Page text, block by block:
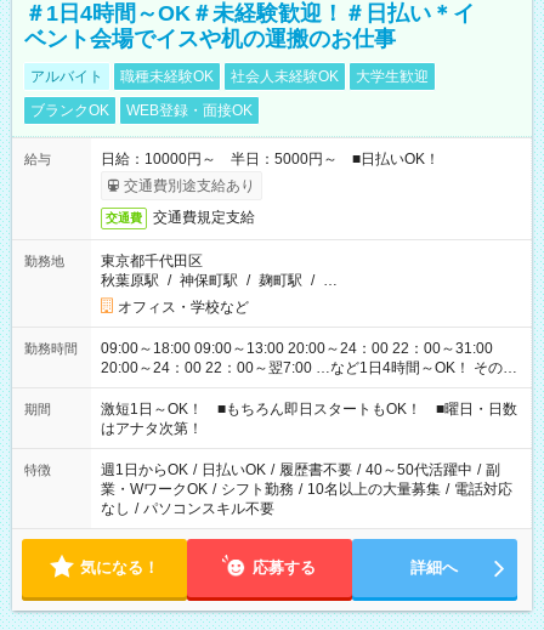
＃1日4時間～OK＃未経験歓迎！＃日払い＊イ
ベント会場でイスや机の運搬のお仕事
アルバイト 職種未経験OK 社会人未経験OK
大学生歓迎
ブランクOK
WEB登録・面接OK
給与
日給：10000円～ 半日：5000円～ ■日払いOK！
交通費別途支給あり
交通費 交通費規定支給
勤務地
東京都千代田区
秋葉原駅 / 神保町駅 / 麹町駅 / …
オフィス・学校など
勤務時間
09:00～18:00 09:00～13:00 20:00～24：00 22：00～31:00
20:00～24：00 22：00～翌7:00 …など1日4時間～OK！ その他
シフトもございます！ お気軽にご相談ください！
期間
激短1日～OK！ ■もちろん即日スタートもOK！ ■曜日・日数
はアナタ次第！
特徴 週1日からOK / 日払いOK / 履歴書不要 / 40～50代活躍中 / 副
業・WワークOK / シフト勤務 / 10名以上の大量募集 / 電話対応
なし / パソコンスキル不要
気になる！ 応募する 詳細へ